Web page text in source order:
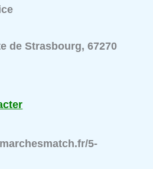
de Strasbourg, 67270
5-